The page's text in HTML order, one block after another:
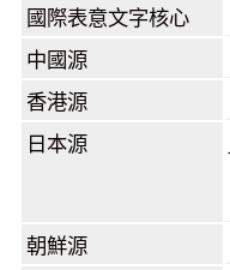
國際表意文字核心
中國源
香港源
日本源
朝鮮源